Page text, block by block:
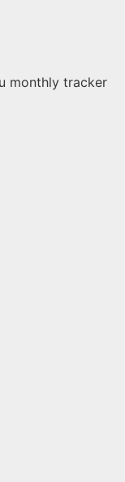
monthly tracker